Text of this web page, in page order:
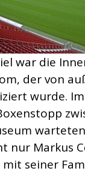
war die
der von
wurde.
nur Markus
mit seiner